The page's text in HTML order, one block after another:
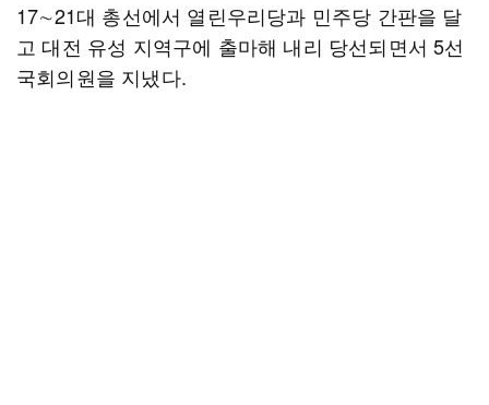
17∼21대 총선에서 열린우리당과 민주당 간판을 달
고 대전 유성 지역구에 출마해 내리 당선되면서 5선
국회의원을 지냈다.